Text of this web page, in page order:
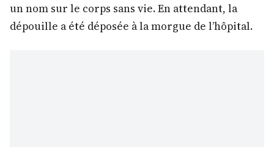
un nom sur le corps sans vie. En attendant, la
dépouille a été déposée à la morgue de l’hôpital.